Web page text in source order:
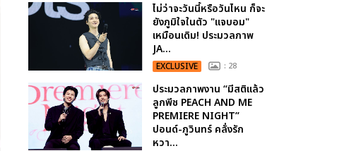
ไม่ว่าจะวันนี้หรือวันไหน ก็จะ
ยังภูมิใจในตัว "แจบอม"
เหมือนเดิม! ประมวลภาพ
JA...
EXCLUSIVE : 28
ประมวลภาพงาน “มีสติแล้ว
ลูกพีช PEACH AND ME
PREMIERE NIGHT”
ปอนด์-ภูวินทร์ คลั่งรัก
หวา...